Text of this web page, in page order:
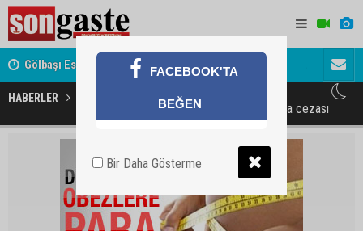
Gölbaşı Esnafının Sesi Ankara Kalkınma Ajansı'nda Avukat
akını
HABERLER
Diyet yapmayan obezlere para cezası
FACEBOOK'TA
BEĞEN
Bir Daha Gösterme